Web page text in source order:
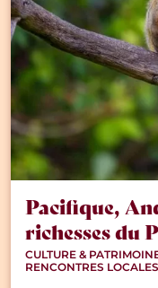
Pacifique,
richesses du
CULTURE &
RENCONTRES LOCALES